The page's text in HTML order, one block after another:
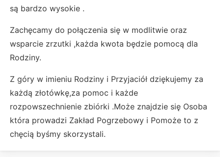
są bardzo wysokie .
Zachęcamy do połączenia się w modlitwie oraz
wsparcie zrzutki ,każda kwota będzie pomocą dla
Rodziny.
Z góry w imieniu Rodziny i Przyjaciół dziękujemy za
każdą złotówkę,za pomoc i każde
rozpowszechnienie zbiórki .Może znajdzie się Osoba
która prowadzi Zakład Pogrzebowy i Pomoże to z
chęcią byśmy skorzystali.